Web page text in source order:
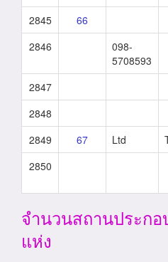
2845
66
2846
098-
5708593
2847
2848
2849
67 Ltd
2850
จำนวนสถานประกอ
แห่ง